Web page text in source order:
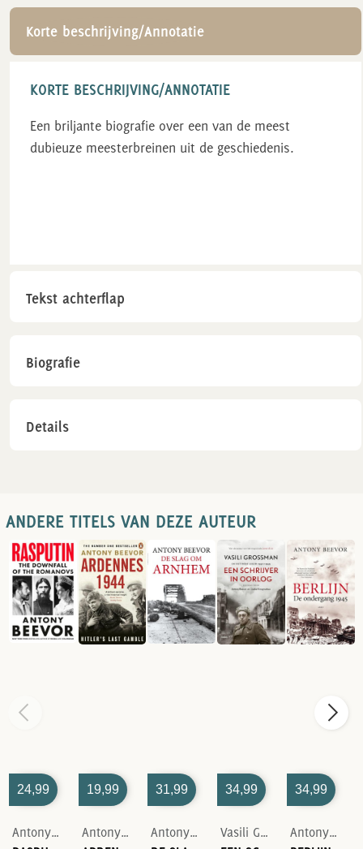
Korte beschrijving/Annotatie
KORTE BESCHRIJVING/ANNOTATIE
Een briljante biografie over een van de meest
dubieuze meesterbreinen uit de geschiedenis.
Tekst achterflap
Biografie
Details
ANDERE TITELS VAN DEZE AUTEUR
24,99
Antony Beevor
19,99
Antony Beevor
31,99
Antony Beevor
34,99
Vasili Grossman
34,99
Antony Beevor